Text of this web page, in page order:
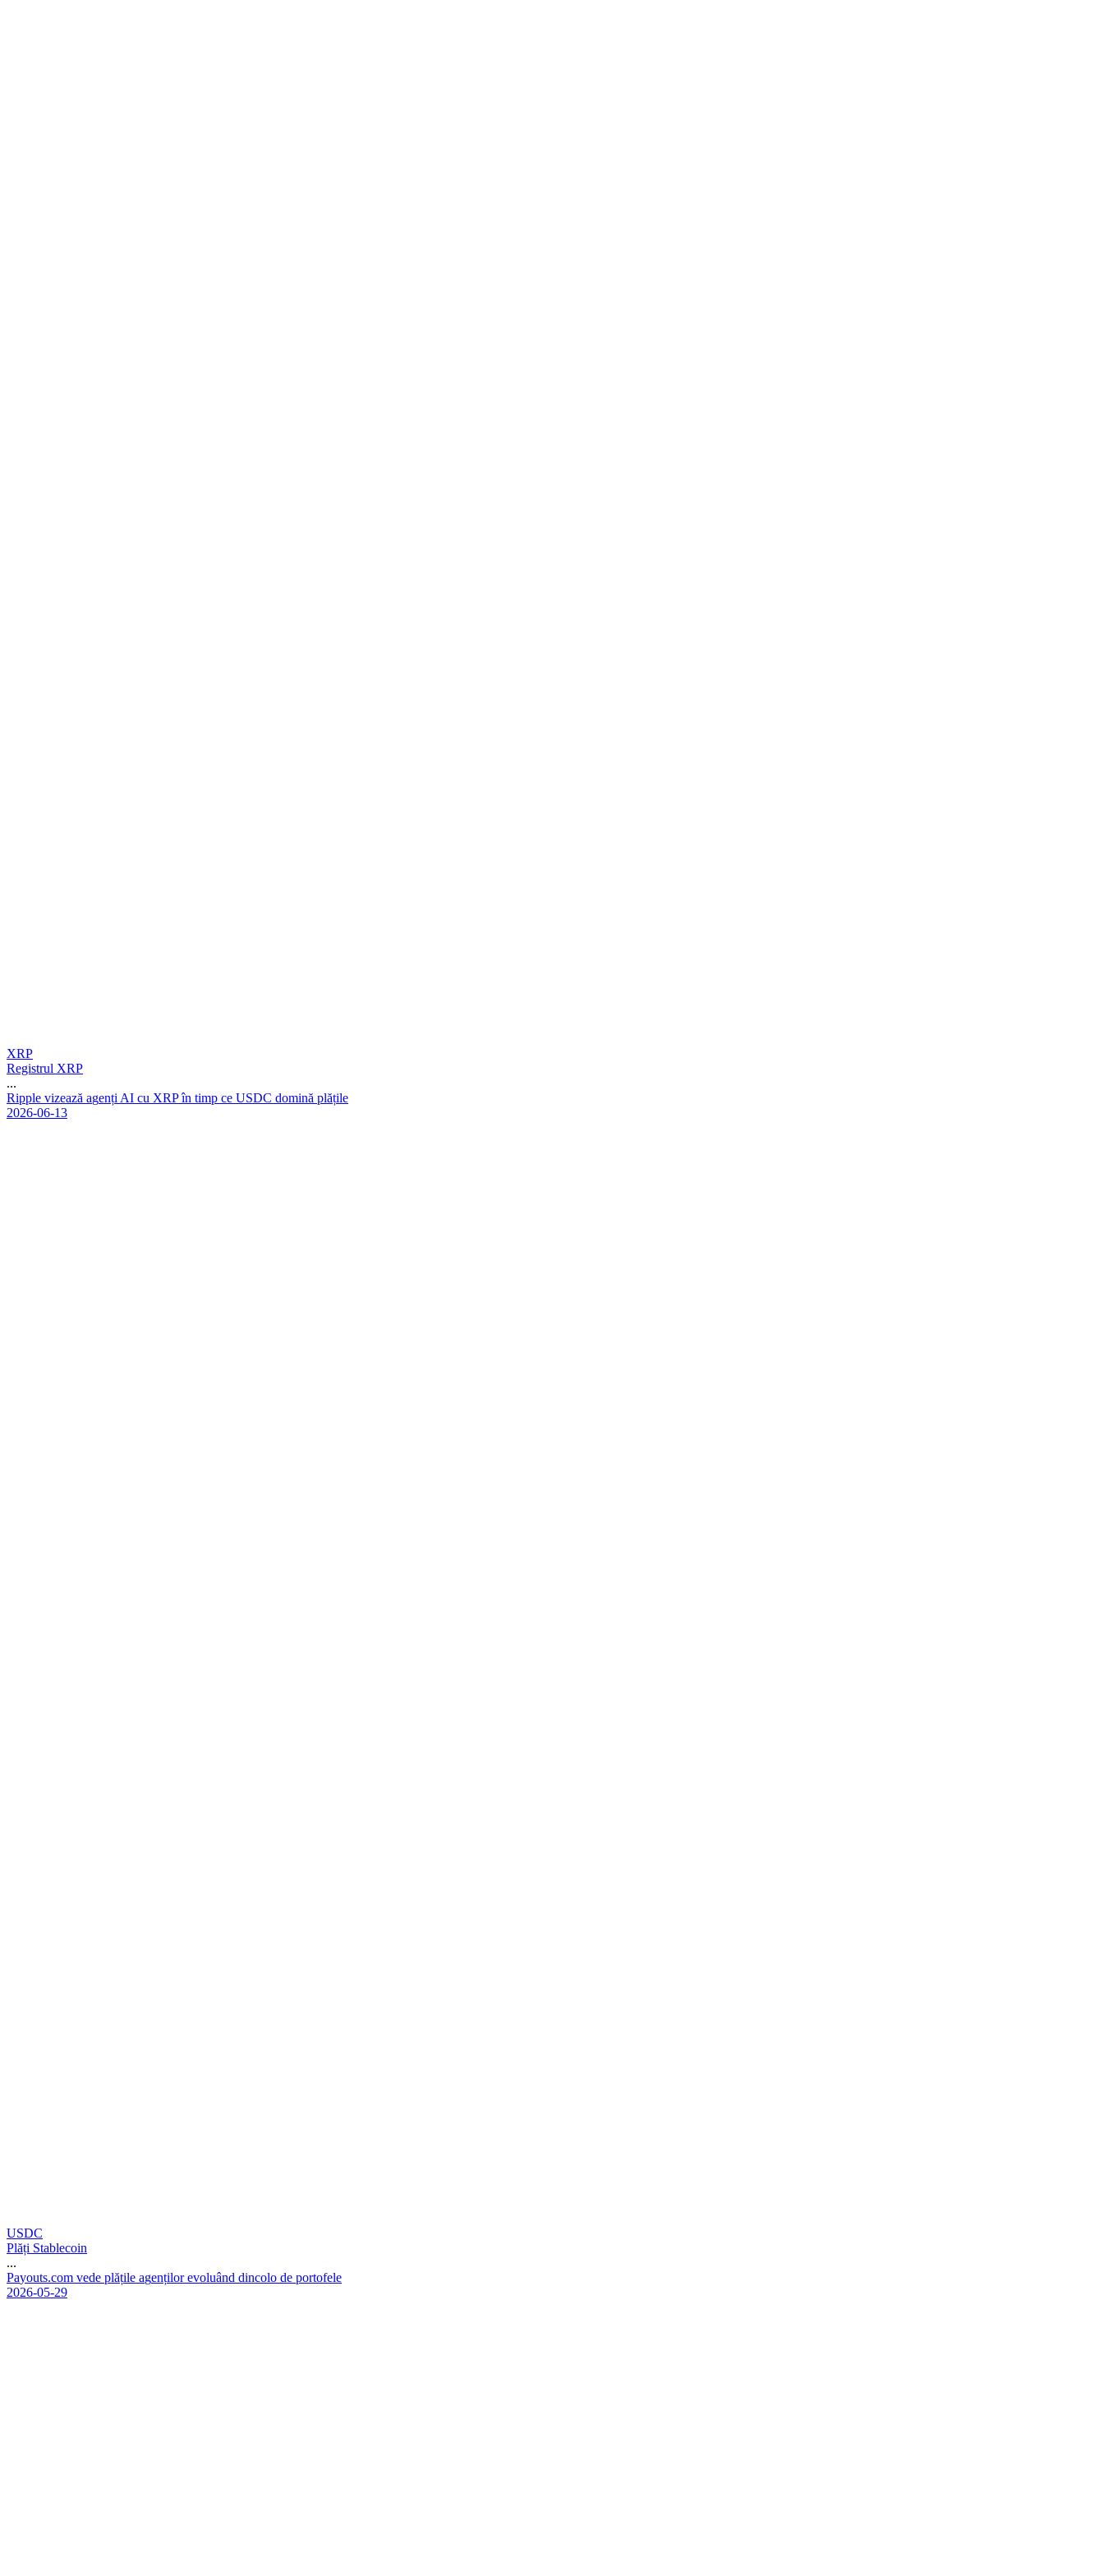
XRP
Registrul XRP
...
Ripple vizează agenți AI cu XRP în timp ce USDC domină plățile
2026-06-13
USDC
Plăți Stablecoin
...
Payouts.com vede plățile agenților evoluând dincolo de portofele
2026-05-29